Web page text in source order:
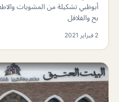
أبوظبي تشكيلة من المشويات
بح والفلافل
2 فبراير 2021